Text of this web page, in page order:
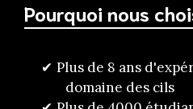
Pourquoi nous
Plus de 8 ans
domaine des cils